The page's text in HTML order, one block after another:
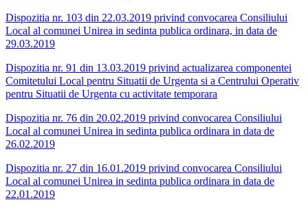
Dispozitia nr. 103 din 22.03.2019 privind convocarea Consiliului
Local al comunei Unirea in sedinta publica ordinara, in data de
29.03.2019
Dispozitia nr. 91 din 13.03.2019 privind actualizarea componentei
Comitetului Local pentru Situatii de Urgenta si a Centrului Operativ
pentru Situatii de Urgenta cu activitate temporara
Dispozitia nr. 76 din 20.02.2019 privind convocarea Consiliului
Local al comunei Unirea in sedinta publica ordinara in data de
26.02.2019
Dispozitia nr. 27 din 16.01.2019 privind convocarea Consiliului
Local al comunei Unirea in sedinta publica ordinara in data de
22.01.2019